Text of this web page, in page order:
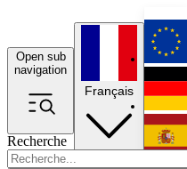
Open sub
navigation
Recherche
Français